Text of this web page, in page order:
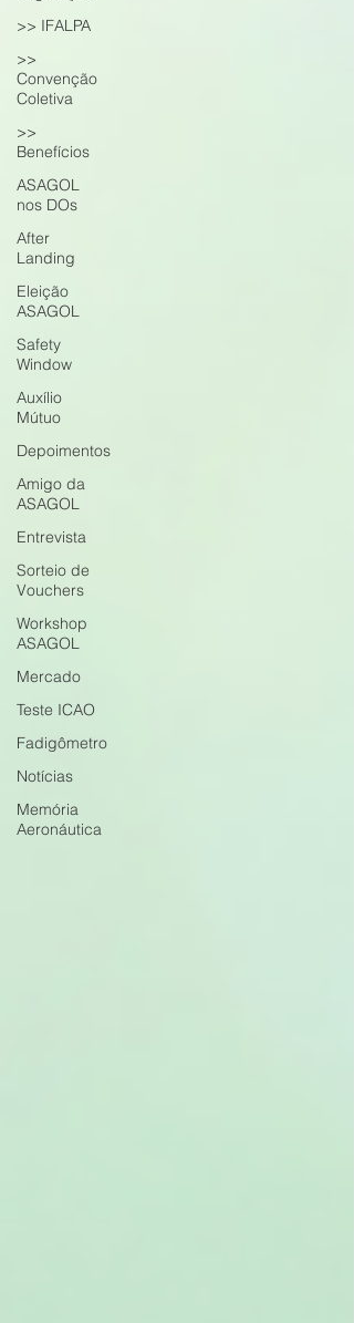
>> IFALPA
>>
Convenção
Coletiva
>>
Benefícios
ASAGOL
nos DOs
After
Landing
Eleição
ASAGOL
Safety
Window
Auxílio
Mútuo
Depoimentos
Amigo da
ASAGOL
Entrevista
Sorteio de
Vouchers
Workshop
ASAGOL
Mercado
Teste ICAO
Fadigômetro
Notícias
Memória
Aeronáutica